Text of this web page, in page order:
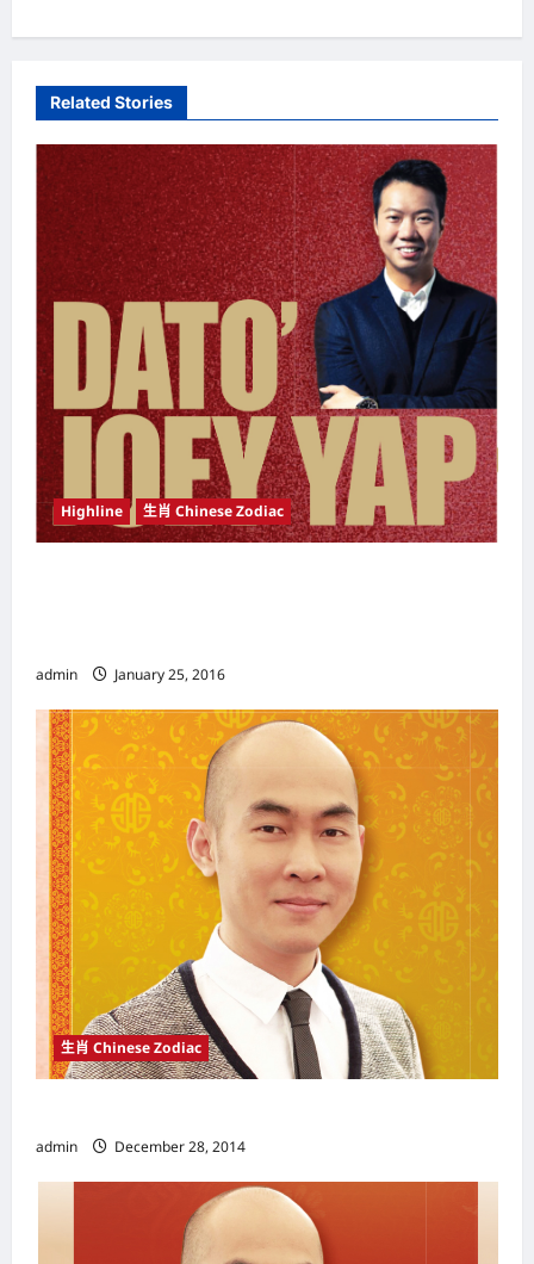
a
i
g
a
t
i
o
n
Related Stories
Highline 生肖 Chinese Zodiac
admin January 25, 2016
生肖 Chinese Zodiac
admin December 28, 2014